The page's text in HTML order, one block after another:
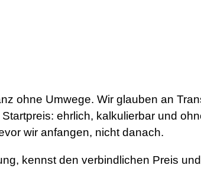
ohne Umwege. Wir glauben an
ehrlich, kalkulierbar und
wir anfangen, nicht danach.
kennst den verbindlichen Preis